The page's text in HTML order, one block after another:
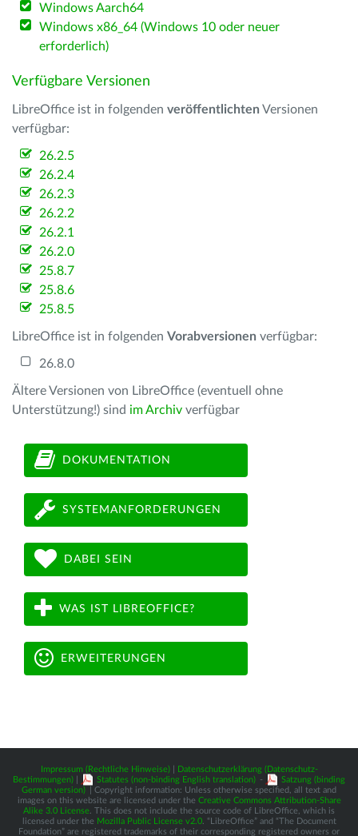
Windows Aarch64
Windows x86_64 (Windows 10 oder neuer
erforderlich)
Verfügbare Versionen
LibreOffice ist in folgenden veröffentlichten Versionen
verfügbar:
26.2.5
26.2.4
26.2.3
26.2.2
26.2.1
26.2.0
25.8.7
25.8.6
25.8.5
LibreOffice ist in folgenden Vorabversionen verfügbar:
26.8.0
Ältere Versionen von LibreOffice (eventuell ohne
Unterstützung!) sind im Archiv verfügbar
DOKUMENTATION
SYSTEMANFORDERUNGEN
DABEI SEIN
WAS IST LIBREOFFICE?
ERWEITERUNGEN
Impressum (Rechtliche Hinweise)|
Datenschutzerklärung (Datenschutz-
Bestimmungen)
Statutes (non-binding English translation) -
Satzung (binding
German version)
| Copyright information: Unless otherwise specified, all text and
images on this website are licensed under the Creative Commons Attribution-Share
Alike 3.0 License . This does not include the source code of LibreOffice, which is
licensed under the Mozilla Public License v2.0. “LibreOffice” and “The Document
Foundation” are registered trademarks of their corresponding registered owners or